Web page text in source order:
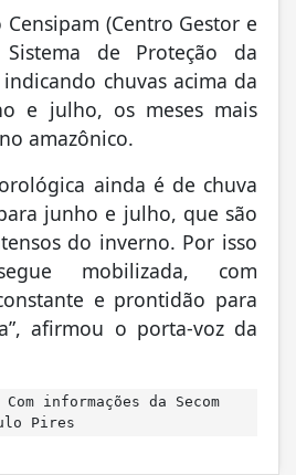
(Centro Gestor e
de Proteção da
chuvas acima da
e julho, os meses mais
amazônico.
ainda é de chuva
junho e julho, que são
do inverno. Por isso
mobilizada, com
e prontidão para
afirmou o porta-voz da
Com informações da Secom
Pires